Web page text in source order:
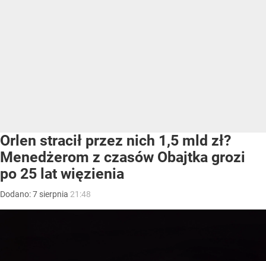
Orlen stracił przez nich 1,5 mld zł?
Menedżerom z czasów Obajtka grozi
po 25 lat więzienia
Dodano:7 sierpnia 21:48